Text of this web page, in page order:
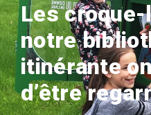
Les
notre
itinérante
d’être